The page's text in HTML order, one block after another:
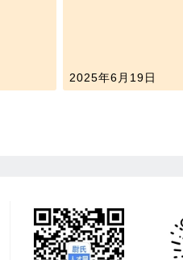
2025年6月19日